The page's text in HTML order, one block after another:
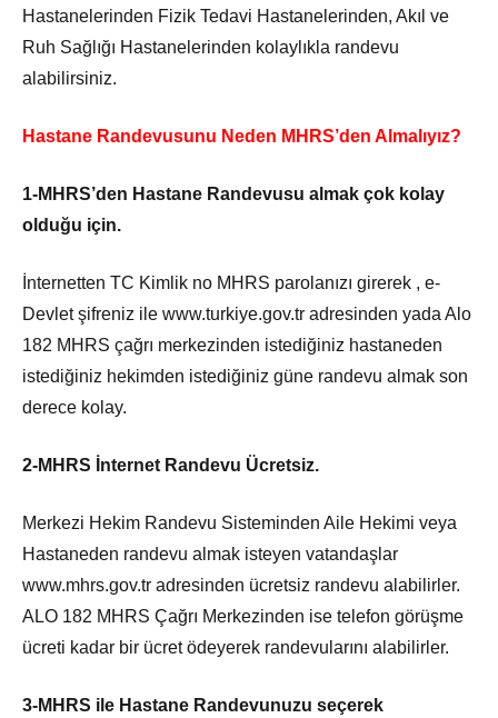
Hastanelerinden Fizik Tedavi Hastanelerinden, Akıl ve
Ruh Sağlığı Hastanelerinden kolaylıkla randevu
alabilirsiniz.
Hastane Randevusunu Neden MHRS’den Almalıyız?
1-MHRS’den Hastane Randevusu almak çok kolay
olduğu için.
İnternetten TC Kimlik no MHRS parolanızı girerek , e-
Devlet şifreniz ile www.turkiye.gov.tr adresinden yada Alo
182 MHRS çağrı merkezinden istediğiniz hastaneden
istediğiniz hekimden istediğiniz güne randevu almak son
derece kolay.
2-MHRS İnternet Randevu Ücretsiz.
Merkezi Hekim Randevu Sisteminden Aile Hekimi veya
Hastaneden randevu almak isteyen vatandaşlar
www.mhrs.gov.tr adresinden ücretsiz randevu alabilirler.
ALO 182 MHRS Çağrı Merkezinden ise telefon görüşme
ücreti kadar bir ücret ödeyerek randevularını alabilirler.
3-MHRS ile Hastane Randevunuzu seçerek